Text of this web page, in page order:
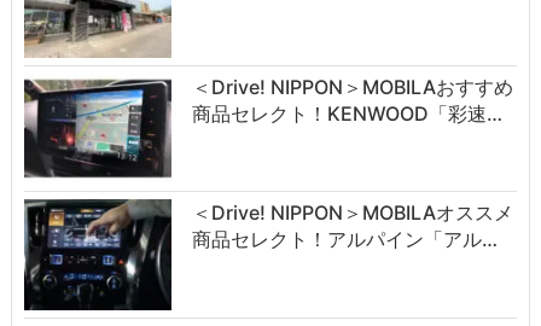
＜Drive! NIPPON＞MOBILAおすすめ
商品セレクト！KENWOOD「彩速…
＜Drive! NIPPON＞MOBILAオススメ
商品セレクト！アルパイン「アル…